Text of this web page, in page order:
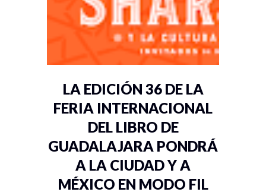
LA EDICIÓN 36 DE LA
FERIA INTERNACIONAL
DEL LIBRO DE
GUADALAJARA PONDRÁ
A LA CIUDAD Y A
MÉXICO EN MODO FIL